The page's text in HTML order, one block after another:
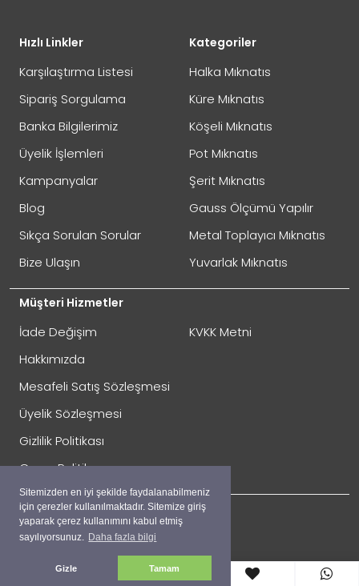
Sitemizden en iyi şekilde faydalanabilmeniz
için çerezler kullanılmaktadır. Sitemize giriş
yaparak çerez kullanımını kabul etmiş
sayılıyorsunuz. Daha fazla bilgi
Gizle Tamam
Yorumunuz
Not:HTML'e dönüştürülmez!
Oylama
Kötü
GÖNDER
İADE
İade Gönderimi Nasıl Yapılır?
Hızlı Linkler
Karşılaştırma Listesi
Sipariş Sorgulama
Banka Bilgilerimiz
Üyelik İşlemleri
Kampanyalar
Blog
Sıkça Sorulan Sorular
Bize Ulaşın
Müşteri Hizmetler
İade Değişim
Hakkımızda
Mesafeli Satış Sözleşmesi
Üyelik Sözleşmesi
Gizlilik Politikası
Çerez Politikası
KVKK Metni
Kategoriler
Halka Mıknatıs
Küre Mıknatıs
Köşeli Mıknatıs
Pot Mıknatıs
Şerit Mıknatıs
Gauss Ölçümü Yapılır
Metal Toplayıcı Mıknatıs
Yuvarlak Mıknatıs
Sosyal
Facebook